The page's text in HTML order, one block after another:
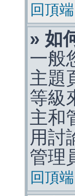
回頂端
» 如
一般
主題
等級
主和
用討
管理
回頂端